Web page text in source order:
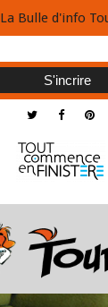
La Bulle d'info